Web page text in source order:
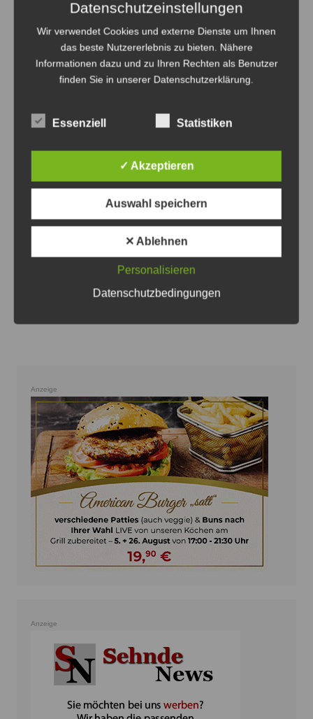
Die Täter machten offensichtlich keine Beute - Foto:
Versuchter Wohnungseinbruch in Ilten
7. August 2026 0
Anzeige
Anzeige
Datenschutzeinstellungen
Wir verwendet Cookies und externe Dienste um Ihnen
das beste Nutzererlebnis zu bieten. Nähere
Informationen dazu und zu Ihren Rechten als Benutzer
finden Sie in unserer Datenschutzerklärung.
Essenziell Statistiken
✓ Akzeptieren
Auswahl speichern
✕ Ablehnen
Personalisieren
Datenschutzbedingungen